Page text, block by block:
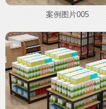
案例图片005